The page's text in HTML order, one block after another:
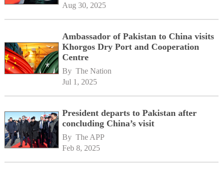
Aug 30, 2025
Ambassador of Pakistan to China visits
Khorgos Dry Port and Cooperation
Centre
By The Nation
Jul 1, 2025
President departs to Pakistan after
concluding China’s visit
By The APP
Feb 8, 2025